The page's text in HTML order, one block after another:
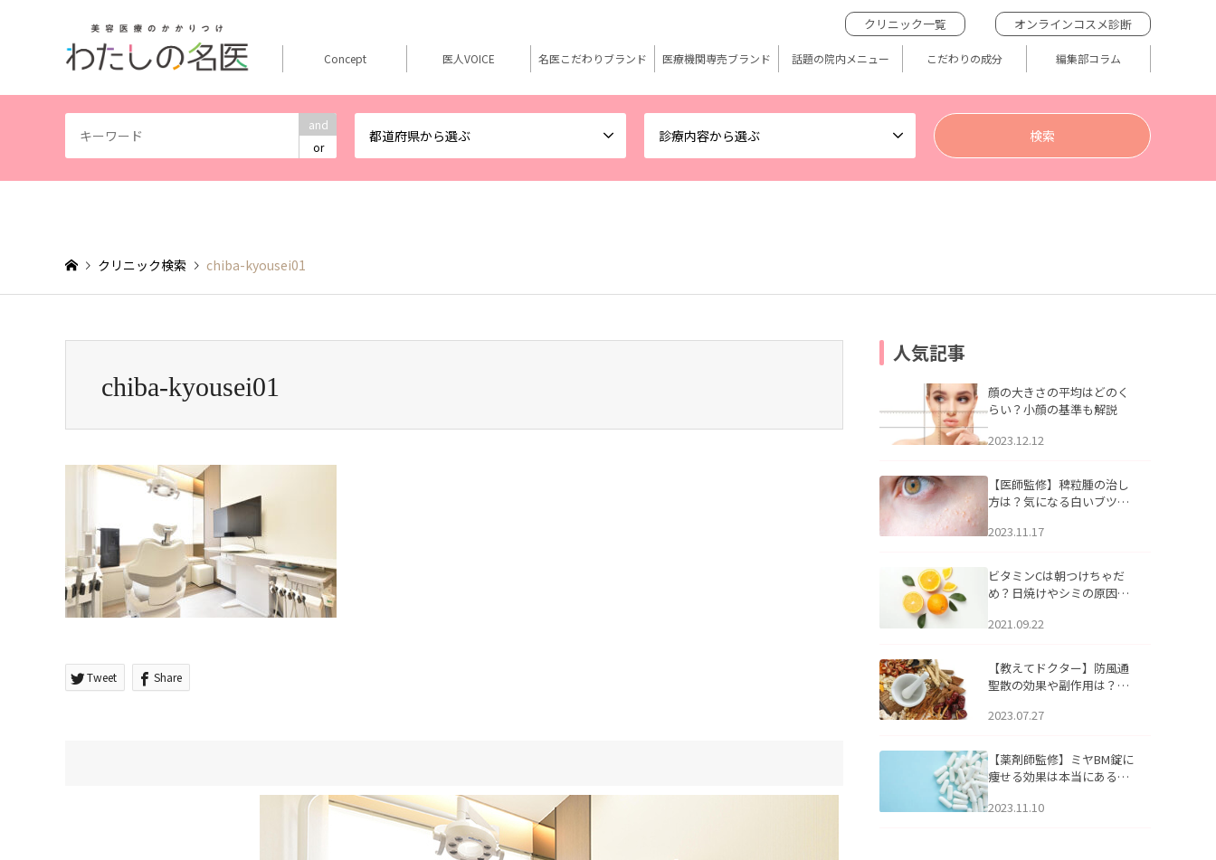
and
or
都道府県から選ぶ 診療内容から選ぶ
クリニック一覧 オンラインコスメ診断
Concept 医人VOICE 名医こだわりブランド 医療機関専売ブランド 話題の院内メニュー こだわりの成分 編集部コラム
クリニック検索 chiba-kyousei01
chiba-kyousei01
Tweet Share
人気記事
顔の大きさの平均はどのく
らい？小顔の基準も解説
2023.12.12
【医師監修】稗粒腫の治し
方は？気になる白いブツブ
アについて
2023.11.17
ビタミンCは朝つけちゃだ
め？日焼けやシミの原因に
2021.09.22
【教えてドクター】防風通
聖散の効果や副作用は？長
2023.07.27
【薬剤師監修】ミヤBM錠に
痩せる効果は本当にある
2023.11.10